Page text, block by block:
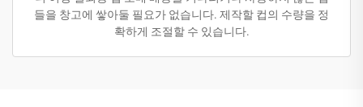
들을 창고에 쌓아둘 필요가 없습니다. 제작할 컵의 수량을 정
확하게 조절할 수 있습니다.